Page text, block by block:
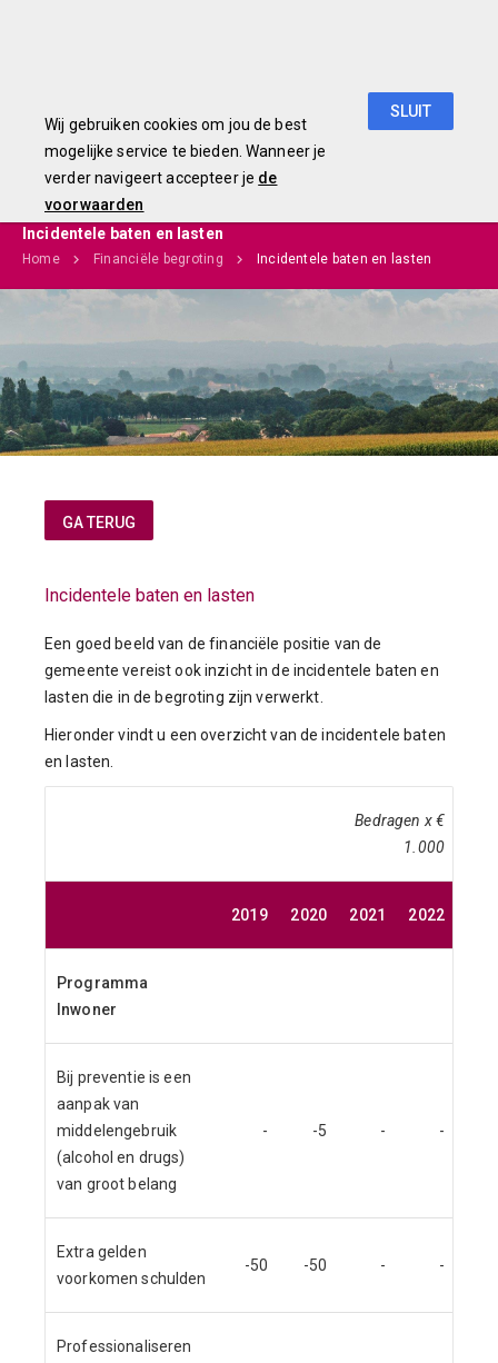
Begroting 2019
Incidentele baten en lasten
Home Financiële begroting Incidentele baten en lasten
Incidentele baten en lasten
Een goed beeld van de financiële positie van de
gemeente vereist ook inzicht in de incidentele baten en
lasten die in de begroting zijn verwerkt.
Hieronder vindt u een overzicht van de incidentele baten
en lasten.
Bedragen x €
1.000
2019 2020 2021 2022
Programma
Inwoner
Bij preventie is een
aanpak van
middelengebruik
(alcohol en drugs)
van groot belang
- -5 - -
Extra gelden
voorkomen schulden
-50 -50 - -
Professionaliseren
Wij gebruiken cookies om jou de best
mogelijke service te bieden. Wanneer je
verder navigeert accepteer je de
voorwaarden
SLUIT